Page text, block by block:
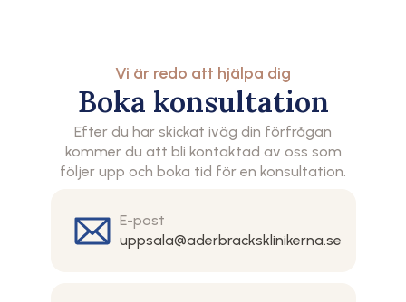
Vi är redo att hjälpa dig
Boka konsultation
Efter du har skickat iväg din förfrågan
kommer du att bli kontaktad av oss som
följer upp och boka tid för en konsultation.
E-post
uppsala@aderbracksklinikerna.se